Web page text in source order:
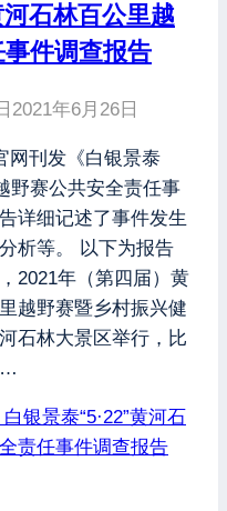
河石林百公里越
件调查报告
2021年6月26日
网刊发《白银景泰
野赛公共安全责任事
详细记述了事件发生
析等。 以下为报告
2021年（第四届）黄
越野赛暨乡村振兴健
石林大景区举行，比
…
白银景泰“5·22”黄河石
责任事件调查报告